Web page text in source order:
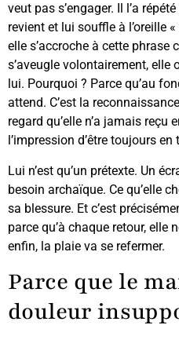
veut pas s’engager. Il l’a
revient et lui souffle à l’oreille
elle s’accroche à cette phrase
s’aveugle volontairement, elle
lui. Pourquoi ? Parce qu’au
attend. C’est la
regard qu’elle n’a jamais reçu
l’impression d’être toujours en
Lui n’est qu’un prétexte. Un
besoin archaïque. Ce qu’elle
sa blessure. Et c’est
parce qu’à chaque retour, elle
enfin, la plaie va se refermer.
Parce que le
douleur